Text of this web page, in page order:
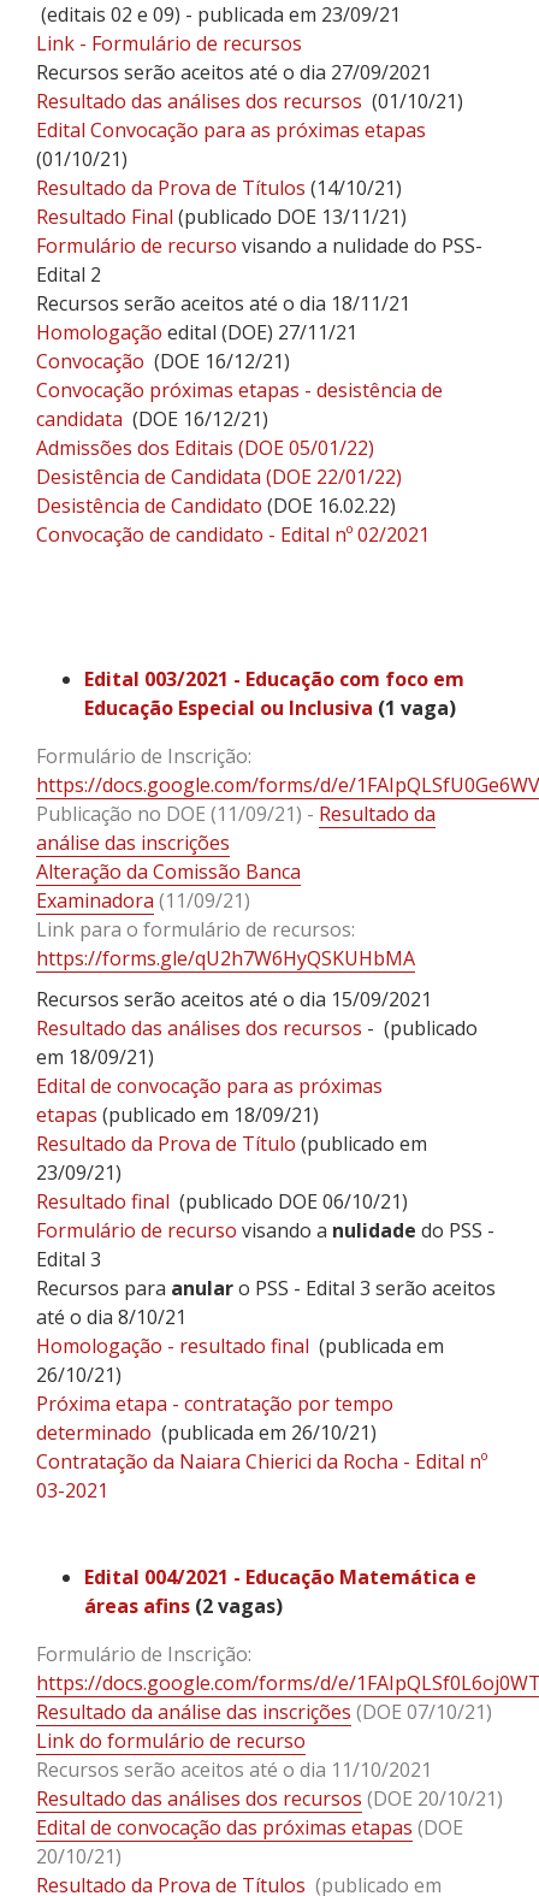
(editais 02 e 09) - publicada em 23/09/21
Link - Formulário de recursos
Recursos serão aceitos até o dia 27/09/2021
Resultado das análises dos recursos (01/10/21)
Edital Convocação para as próximas etapas
(01/10/21)
Resultado da Prova de Títulos (14/10/21)
Resultado Final (publicado DOE 13/11/21)
Formulário de recurso visando a nulidade do PSS-
Edital 2
Recursos serão aceitos até o dia 18/11/21
Homologação edital (DOE) 27/11/21
Convocação (DOE 16/12/21)
Convocação próximas etapas - desistência de
candidata (DOE 16/12/21)
Admissões dos Editais (DOE 05/01/22)
Desistência de Candidata (DOE 22/01/22)
Desistência de Candidato (DOE 16.02.22)
Convocação de candidato - Edital nº 02/2021
Edital 003/2021 - Educação com foco em
Educação Especial ou Inclusiva (1 vaga)
Formulário de Inscrição:
https://docs.google.com/forms/d/e/
Publicação no DOE (11/09/21) - Resultado da
análise das inscrições
Alteração da Comissão Banca
Examinadora (11/09/21)
Link para o formulário de recursos:
https://forms.gle/qU2h7W6HyQSKUHbMA
Recursos serão aceitos até o dia 15/09/2021
Resultado das análises dos recursos - (publicado
em 18/09/21)
Edital de convocação para as próximas
etapas (publicado em 18/09/21)
Resultado da Prova de Título (publicado em
23/09/21)
Resultado final (publicado DOE 06/10/21)
Formulário de recurso visando a nulidade do PSS -
Edital 3
Recursos para anularo PSS - Edital 3 serão aceitos
até o dia 8/10/21
Homologação - resultado final (publicada em
26/10/21)
Próxima etapa - contratação por tempo
determinado (publicada em 26/10/21)
Contratação da Naiara Chierici da Rocha - Edital nº
03-2021
Edital 004/2021 - Educação Matemática e
áreas afins (2 vagas)
Formulário de Inscrição:
https://docs.google.com/forms/d/e/
Resultado da análise das inscrições (DOE 07/10/21)
Link do formulário de recurso
Recursos serão aceitos até o dia 11/10/2021
Resultado das análises dos recursos (DOE 20/10/21)
Edital de convocação das próximas etapas (DOE
20/10/21)
Resultado da Prova de Títulos (publicado em